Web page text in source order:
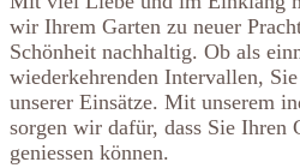
wir Ihrem Garten zu neuer
Schönheit nachhaltig. Ob als
wiederkehrenden Intervallen,
unserer Einsätze. Mit unserem
sorgen wir dafür, dass Sie Ihren
geniessen können.